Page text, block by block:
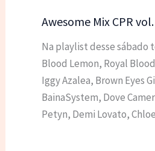
Awesome Mix CPR
Na playlist desse sábado
Blood Lemon, Royal
Iggy Azalea, Brown Eyes
BainaSystem, Dove
Petyn, Demi Lovato,